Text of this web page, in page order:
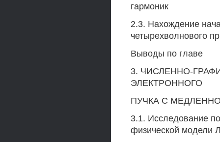
гармоник
2.3. Нахождение
четырехволнового
Выводы по главе
3. ЧИСЛЕННО-
ЭЛЕКТРОННОГО
ПУЧКА С
3.1. Исследование
физической модели